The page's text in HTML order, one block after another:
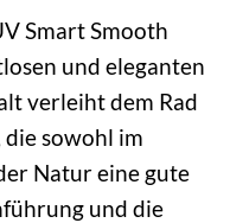
Smart Smooth
und eleganten
verleiht dem Rad
sowohl im
Natur eine gute
und die